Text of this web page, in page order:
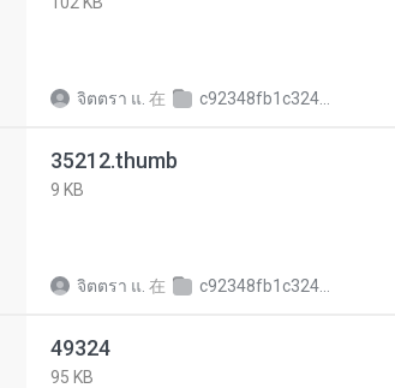
จิตตรา แ. 在 c92348fb1c324c4ee7772b12170275df3
35212.thumb
9 KB
จิตตรา แ. 在 c92348fb1c324c4ee7772b12170275df3
49324
95 KB